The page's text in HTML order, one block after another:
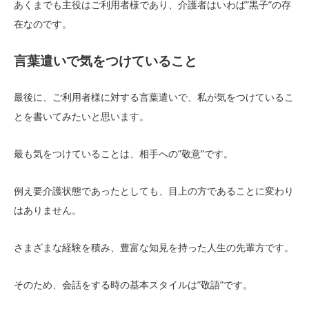
あくまでも主役はご利用者様であり、介護者はいわば”黒子”の存
在なのです。
言葉遣いで気をつけていること
最後に、ご利用者様に対する言葉遣いで、私が気をつけているこ
とを書いてみたいと思います。
最も気をつけていることは、相手への”敬意”です。
例え要介護状態であったとしても、目上の方であることに変わり
はありません。
さまざまな経験を積み、豊富な知見を持った人生の先輩方です。
そのため、会話をする時の基本スタイルは”敬語”です。